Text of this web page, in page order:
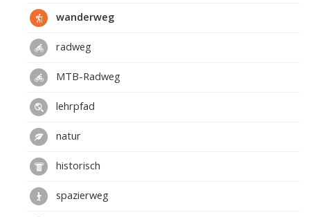
wanderweg
radweg
MTB-Radweg
lehrpfad
natur
historisch
spazierweg